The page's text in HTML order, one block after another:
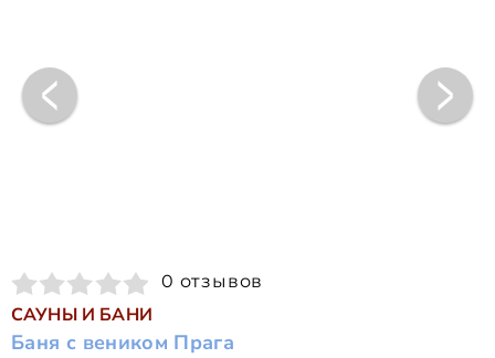
0 отзывов
САУНЫ И БАНИ
Баня с веником Прага